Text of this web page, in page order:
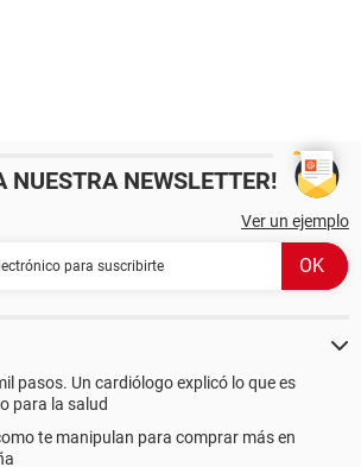
NUESTRA NEWSLETTER!
Ver un ejemplo
pasos. Un cardiólogo explicó lo que es
para la salud
te manipulan para comprar más en